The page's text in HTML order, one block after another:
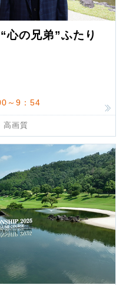
の兄弟”ふたり
～9：54
高画質